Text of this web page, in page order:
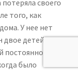
своего
того, как
У нее нет
двое детей, но
ездит
было